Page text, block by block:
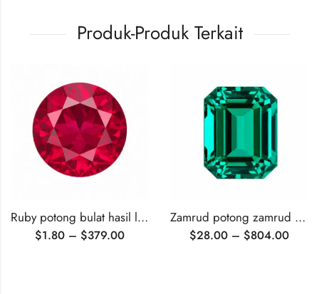
Produk-Produk Terkait
Ruby potong bulat hasil laboratorium bersertifikat AGL
$1.80 – $379.00
Zamrud potong zamrud bersertifikat AGL yang ditanam di laboratorium
$28.00 – $804.00